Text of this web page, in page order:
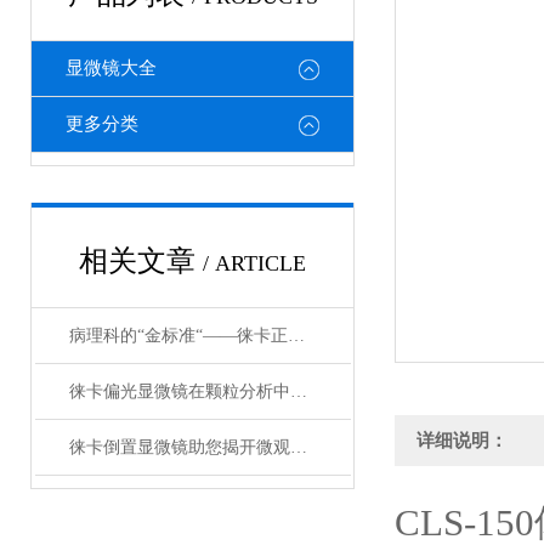
显微镜大全
更多分类
相关文章 / ARTICLE
病理科的“金标准“——徕卡正置显微镜在临床诊断中不可替代的地位
徕卡偏光显微镜在颗粒分析中的优势和应用
徕卡倒置显微镜助您揭开微观世界的神秘面纱 详细说明：
CLS-